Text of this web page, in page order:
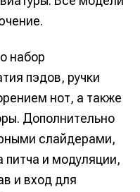
набор
пэдов, ручки
нот, а также
Дополнительно
слайдерами,
и модуляции,
и вход для